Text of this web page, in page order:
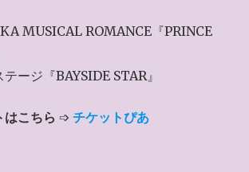
MUSICAL ROMANCE『PRINCE
テージ『BAYSIDE STAR』
はこちら ➩ チケットぴあ